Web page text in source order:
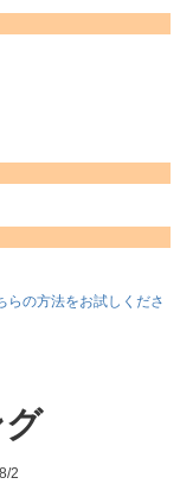
らの方法をお試しくださ
2